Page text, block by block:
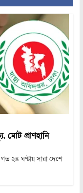
প্রাণহানি
২৪ ঘণ্টায় সারা দেশে